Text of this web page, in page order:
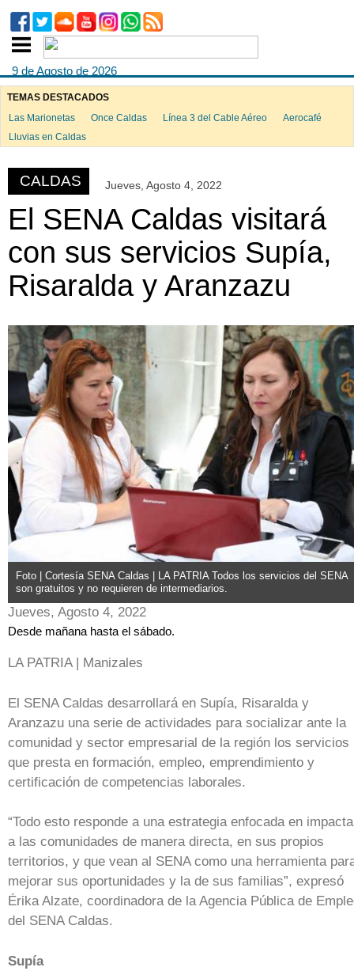
9 de Agosto de 2026
TEMAS DESTACADOS
Las Marionetas
Once Caldas Línea 3 del Cable Aéreo
Aerocafé
Lluvias en Caldas
CALDAS Jueves, Agosto 4, 2022
El SENA Caldas visitará
con sus servicios Supía,
Risaralda y Aranzazu
Foto | Cortesía SENA Caldas | LA PATRIA Todos los servicios del SENA
son gratuitos y no requieren de intermediarios.
Jueves, Agosto 4, 2022
Desde mañana hasta el sábado.
LA PATRIA | Manizales
El SENA Caldas desarrollará en Supía, Risaralda y
Aranzazu una serie de actividades para socializar ante la
comunidad y sector empresarial de la región los servicios
que presta en formación, empleo, emprendimiento y
certificación de competencias laborales.
“Todo esto responde a una estrategia enfocada en
a las comunidades de manera directa, en sus propios
territorios, y que vean al SENA como una herramienta
mejorar sus oportunidades y la de sus familias”, expresó
Érika Alzate, coordinadora de la Agencia Pública de
del SENA Caldas.
Supía